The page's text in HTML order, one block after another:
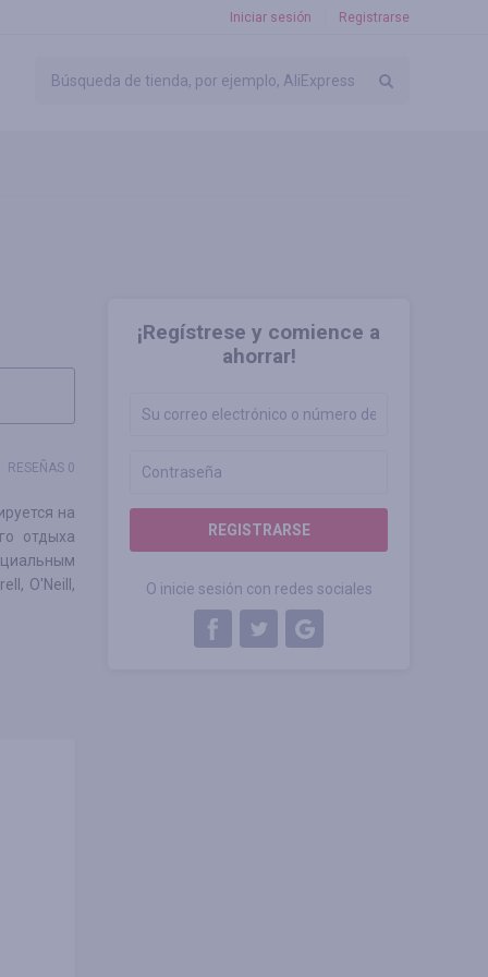
Iniciar sesión Registrarse
¡Regístrese y comience a
ahorrar!
REGISTRARSE
O inicie sesión con redes sociales
RESEÑAS 0
на
отдыха
O'Neill,